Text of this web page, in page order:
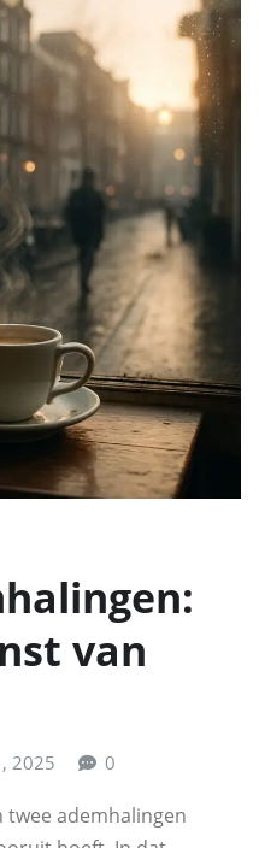
van
2025 0
twee ademhalingen